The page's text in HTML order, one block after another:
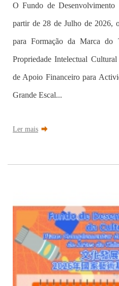
O Fundo de
partir de 28 de Julho de 2026,
para Formação da Marca
Propriedade Intelectual
de Apoio Financeiro para
Grande Escal...
Ler mais